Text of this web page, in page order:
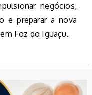
negócios,
e preparar a nova
Foz do Iguaçu.